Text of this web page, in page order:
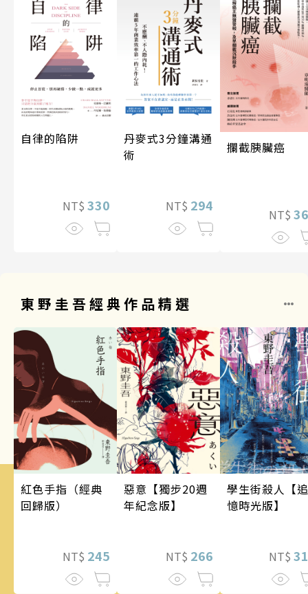
自律的陷阱
NT$ 330
丹麥式3分鐘溝通
術
NT$ 294
攔截胰臟癌
NT$
東野圭吾經典作品精選
紅色手指（經典
回歸版）
NT$ 245
惡意【獨步20週
年紀念版】
NT$ 266
學生街殺人【追
憶時光版】
NT$